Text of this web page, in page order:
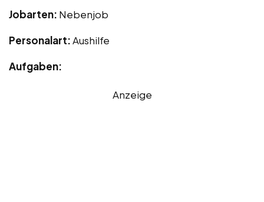
Jobarten: Nebenjob
Personalart:Aushilfe
Aufgaben:
Anzeige